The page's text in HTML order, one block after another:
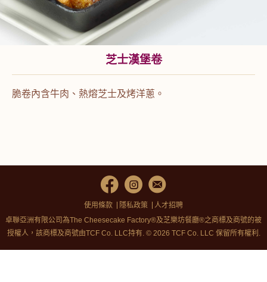
芝士漢堡卷
脆卷內含牛肉、熱熔芝士及烤洋蔥。
使用條款 隱私政策
人才招聘
卓聯亞洲有限公司為The Cheesecake Factory®及芝樂坊餐廳®之商標及商號的被
授權人，該商標及商號由TCF Co. LLC持有. © 2026 TCF Co. LLC 保留所有權利.